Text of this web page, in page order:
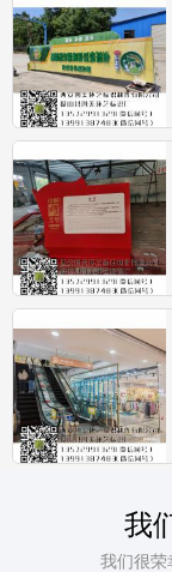
我
我们很荣